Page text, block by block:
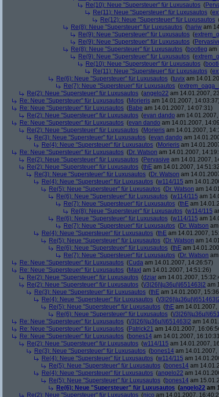
Re(10): Neue "Supersteuer" für Luxusautos (
Re(11): Neue "Supersteuer" für Luxusautos (
Re(12): Neue "Supersteuer" für Luxusautos
Re(8): Neue "Supersteuer" für Luxusautos (hariw am
Re(9): Neue "Supersteuer" für Luxusautos (
Re(9): Neue "Supersteuer" für Luxusautos (
Re(8): Neue "Supersteuer" für Luxusautos (bootleg am
Re(9): Neue "Supersteuer" für Luxusautos (
Re(10): Neue "Supersteuer" für Luxusautos (
Re(11): Neue "Supersteuer" für Luxusautos (
Re(6): Neue "Supersteuer" für Luxusautos (tuvix am
Re(7): Neue "Supersteuer" für Luxusautos (
Re(2): Neue "Supersteuer" für Luxusautos (angelo22 am 14.01.2007,
Re: Neue "Supersteuer" für Luxusautos (Morieris am 14.01.2007,
Re: Neue "Supersteuer" für Luxusautos (Babe am 14.01.2007, 14:07:31)
Re(2): Neue "Supersteuer" für Luxusautos (evan dando am
Re: Neue "Supersteuer" für Luxusautos (evan dando am 14.01.2007,
Re(2): Neue "Supersteuer" für Luxusautos (Morieris am 14.01.2007,
Re(3): Neue "Supersteuer" für Luxusautos (evan dando am
Re(4): Neue "Supersteuer" für Luxusautos (Morieris am
Re: Neue "Supersteuer" für Luxusautos (Dr. Watson am 14.01.2007,
Re(2): Neue "Supersteuer" für Luxusautos (Pervasive am 14.01.2007,
Re(2): Neue "Supersteuer" für Luxusautos (thE am 14.01.2007,
Re(3): Neue "Supersteuer" für Luxusautos (Dr. Watson am
Re(4): Neue "Supersteuer" für Luxusautos (w114/115 am
Re(5): Neue "Supersteuer" für Luxusautos (Dr. Watson am
Re(6): Neue "Supersteuer" für Luxusautos (w114/115 am
Re(7): Neue "Supersteuer" für Luxusautos (thE am
Re(8): Neue "Supersteuer" für Luxusautos (w114/115
Re(6): Neue "Supersteuer" für Luxusautos (w114/115 am
Re(7): Neue "Supersteuer" für Luxusautos (Dr. Watson
Re(4): Neue "Supersteuer" für Luxusautos (thE am 14.01.2007,
Re(5): Neue "Supersteuer" für Luxusautos (Dr. Watson am
Re(6): Neue "Supersteuer" für Luxusautos (thE am
Re(7): Neue "Supersteuer" für Luxusautos (Dr. Watson
Re: Neue "Supersteuer" für Luxusautos (Cuda am 14.01.2007, 14:26:57)
Re: Neue "Supersteuer" für Luxusautos (Maxl am 14.01.2007, 14:51:26)
Re(2): Neue "Supersteuer" für Luxusautos (dziar am 14.01.2007,
Re(2): Neue "Supersteuer" für Luxusautos (\/3|26|\|µ36µ|\|651463|2 am
Re(3): Neue "Supersteuer" für Luxusautos (thE am 14.01.2007,
Re(4): Neue "Supersteuer" für Luxusautos (\/
Re(5): Neue "Supersteuer" für Luxusautos (thE am 14.01.2007,
Re(6): Neue "Supersteuer" für Luxusautos (\/
Re: Neue "Supersteuer" für Luxusautos (\/3|26|\|µ36µ|\|651463|2 am
Re: Neue "Supersteuer" für Luxusautos (Patrick21 am 14.01.2007,
Re: Neue "Supersteuer" für Luxusautos (bones14 am 14.01.2007,
Re(2): Neue "Supersteuer" für Luxusautos (w114/115 am 14.01.2007,
Re(3): Neue "Supersteuer" für Luxusautos (bones14 am 14.01.2007,
Re(4): Neue "Supersteuer" für Luxusautos (w114/115 am
Re(5): Neue "Supersteuer" für Luxusautos (bones14 am
Re(4): Neue "Supersteuer" für Luxusautos (angelo22 am
Re(5): Neue "Supersteuer" für Luxusautos (bones14 am
Re(6): Neue "Supersteuer" für Luxusautos (angelo22 am
Re(2): Neue "Supersteuer" für Luxusautos (nico am 14.01.2007,